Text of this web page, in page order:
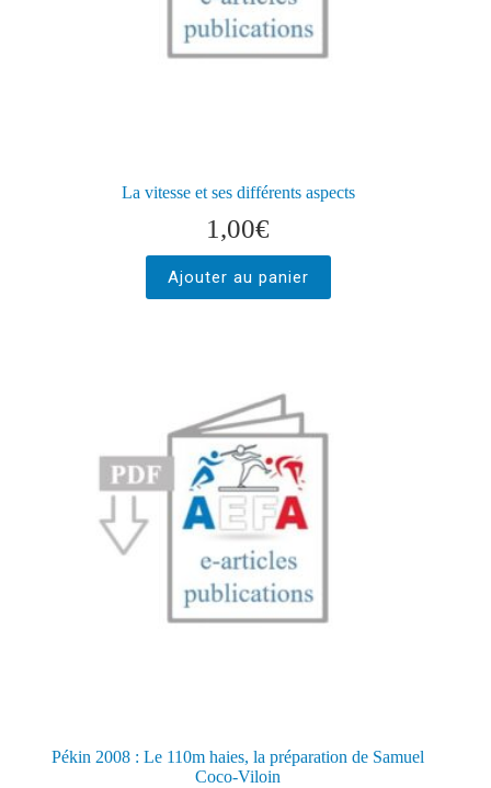
La vitesse et ses différents aspects
1,00€
Ajouter au panier
Pékin 2008 : Le 110m haies, la préparation de Samuel
Coco-Viloin